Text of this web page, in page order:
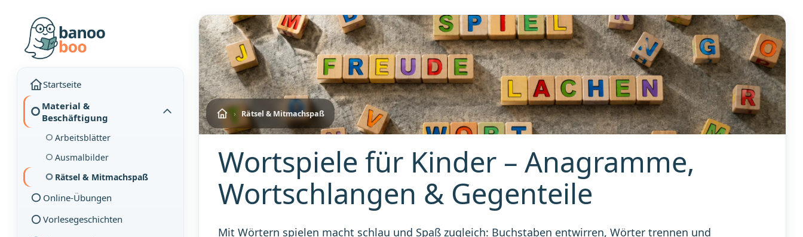
Startseite
Material &
Beschäftigung
Arbeitsblätter
Ausmalbilder
Rätsel & Mitmachspaß
Online-Übungen
Vorlesegeschichten
› Rätsel & Mitmachspaß
Wortspiele für Kinder – Anagramme,
Wortschlangen & Gegenteile
Mit Wörtern spielen macht schlau und Spaß zugleich: Buchstaben entwirren, Wörter trennen und